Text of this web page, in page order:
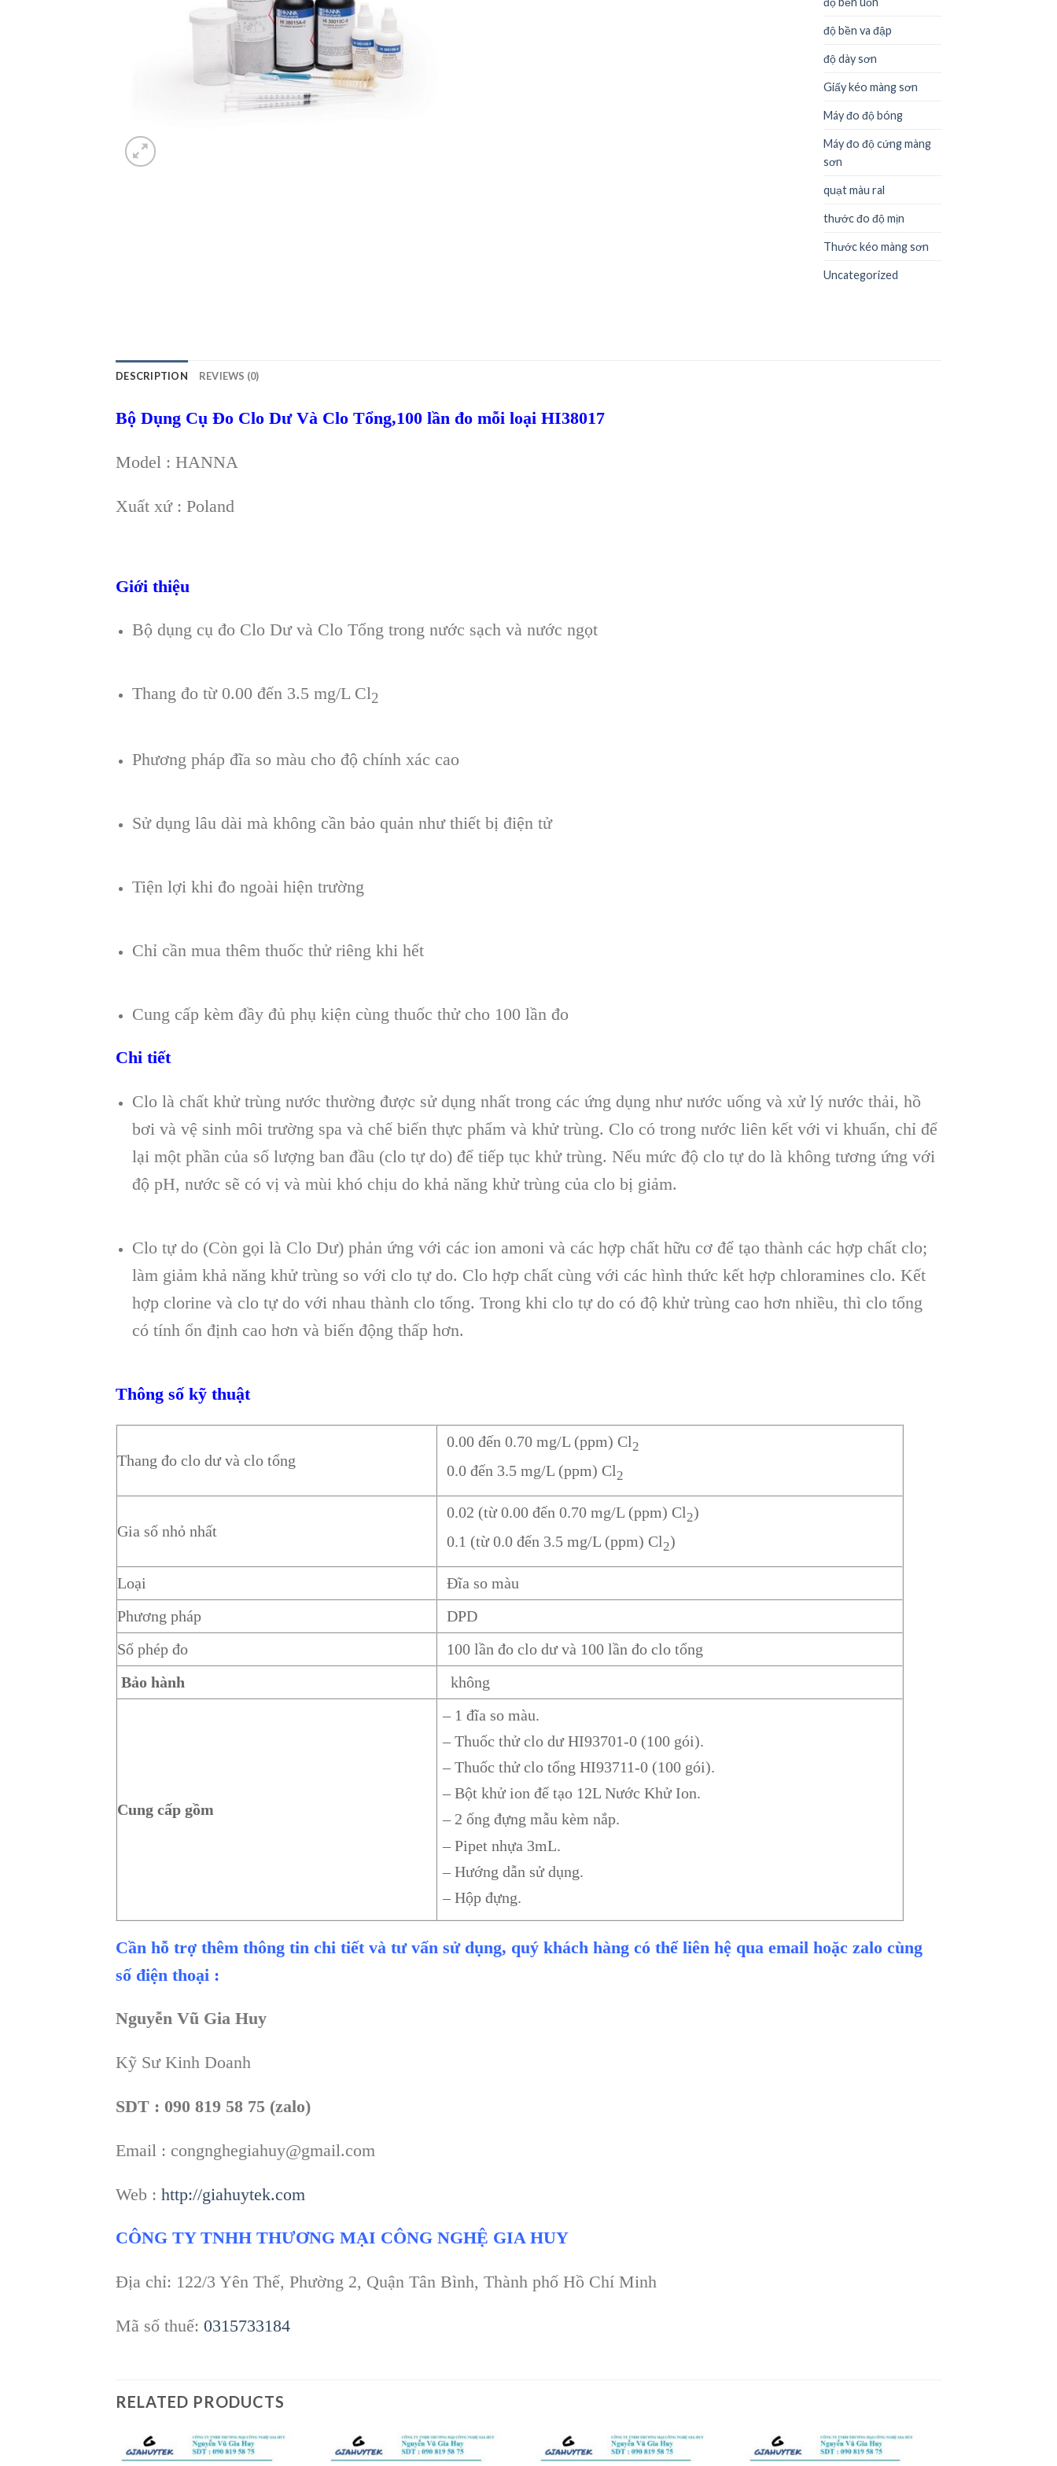
độ bền va đập
độ dày sơn
Giấy kéo màng sơn
Máy đo độ bóng
Máy đo độ cứng màng
sơn
quạt màu ral
thước đo độ mịn
Thước kéo màng sơn
Uncategorized
DESCRIPTION REVIEWS (0)
Bộ Dụng Cụ Đo Clo Dư Và Clo Tổng,100 lần đo mỗi loại HI38017
Model : HANNA
Xuất xứ : Poland
Giới thiệu
Bộ dụng cụ đo Clo Dư và Clo Tổng trong nước sạch và nước ngọt
Thang đo từ 0.00 đến 3.5 mg/L Cl2
Phương pháp đĩa so màu cho độ chính xác cao
Sử dụng lâu dài mà không cần bảo quản như thiết bị điện tử
Tiện lợi khi đo ngoài hiện trường
Chỉ cần mua thêm thuốc thử riêng khi hết
Cung cấp kèm đầy đủ phụ kiện cùng thuốc thử cho 100 lần đo
Chi tiết
Clo là chất khử trùng nước thường được sử dụng nhất trong các ứng dụng như nước uống và xử lý nước thải, hồ
bơi và vệ sinh môi trường spa và chế biến thực phẩm và khử trùng. Clo có trong nước liên kết với vi khuẩn, chỉ để
lại một phần của số lượng ban đầu (clo tự do) để tiếp tục khử trùng. Nếu mức độ clo tự do là không tương ứng với
độ pH, nước sẽ có vị và mùi khó chịu do khả năng khử trùng của clo bị giảm.
Clo tự do (Còn gọi là Clo Dư) phản ứng với các ion amoni và các hợp chất hữu cơ để tạo thành các hợp chất clo;
làm giảm khả năng khử trùng so với clo tự do. Clo hợp chất cùng với các hình thức kết hợp chloramines clo. Kết
hợp clorine và clo tự do với nhau thành clo tổng. Trong khi clo tự do có độ khử trùng cao hơn nhiều, thì clo tổng
có tính ổn định cao hơn và biến động thấp hơn.
Thông số kỹ thuật
Thang đo clo dư và clo tổng
0.00 đến 0.70 mg/L (ppm) Cl2
0.0 đến 3.5 mg/L (ppm) Cl2
Gia số nhỏ nhất
0.02 (từ 0.00 đến 0.70 mg/L (ppm) Cl2)
0.1 (từ 0.0 đến 3.5 mg/L (ppm) Cl2)
Loại
Đĩa so màu
Phương pháp
DPD
Số phép đo
100 lần đo clo dư và 100 lần đo clo tổng
Bảo hành
không
Cung cấp gồm
– 1 đĩa so màu.
– Thuốc thử clo dư HI93701-0 (100 gói).
– Thuốc thử clo tổng HI93711-0 (100 gói).
– Bột khử ion để tạo 12L Nước Khử Ion.
– 2 ống đựng mẫu kèm nắp.
– Pipet nhựa 3mL.
– Hướng dẫn sử dụng.
– Hộp đựng.
Cần hỗ trợ thêm thông tin chi tiết và tư vấn sử dụng, quý khách hàng có thể liên hệ qua email hoặc zalo cùng
số điện thoại :
Nguyễn Vũ Gia Huy
Kỹ Sư Kinh Doanh
SDT : 090 819 58 75 (zalo)
Email : congnghegiahuy@gmail.com
Web : http://giahuytek.com
CÔNG TY TNHH THƯƠNG MẠI CÔNG NGHỆ GIA HUY
Địa chỉ: 122/3 Yên Thế, Phường 2, Quận Tân Bình, Thành phố Hồ Chí Minh
Mã số thuế: 0315733184
RELATED PRODUCTS